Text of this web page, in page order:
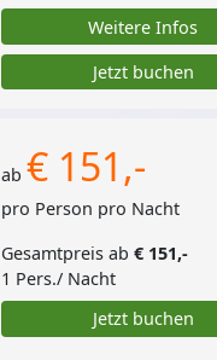
Weitere Infos
Jetzt buchen
ab€ 151,-
pro Person pro Nacht
Gesamtpreis ab€ 151,-
1 Pers./ Nacht
Jetzt buchen